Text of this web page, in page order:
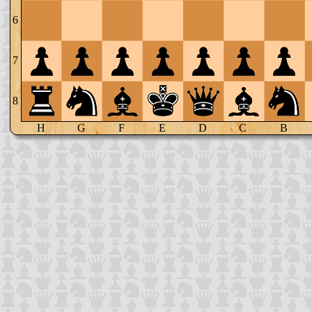
6
7
8
H G F E D C B